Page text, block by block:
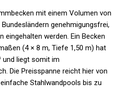
mit einem Volumen von
genehmigungsfrei,
werden. Ein Becken
(4 × 8 m, Tiefe 1,50 m) hat
und liegt somit im
Die Preisspanne reicht hier von
Stahlwandpools bis zu